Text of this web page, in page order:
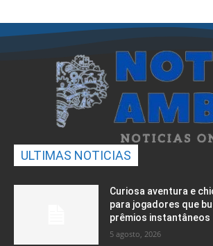
ULTIMAS NOTICIAS
Curiosa aventura e
para jogadores que
prêmios instantâneos
5 agosto, 2026